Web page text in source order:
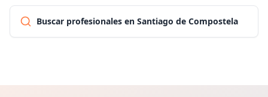
Buscar profesionales en Santiago de Compostela